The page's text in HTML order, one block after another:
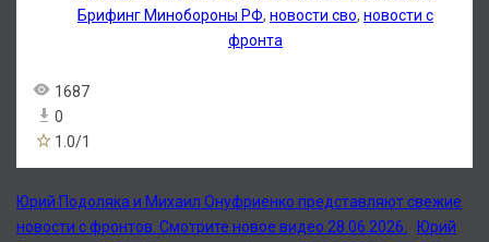
Брифинг Минобороны РФ, новости сво, новости с
фронта
1687
0
1.0/1
Юрий Подоляка и Михаил Онуфриенко представляют свежие
новости с фронтов. Смотрите новое видео 28.06.2026.
Юрий